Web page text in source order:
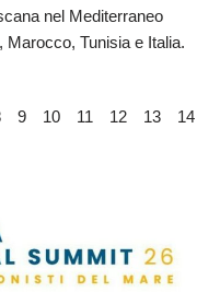
nel Mediterraneo
Tunisia e Italia.
9 10 11 12 13 14